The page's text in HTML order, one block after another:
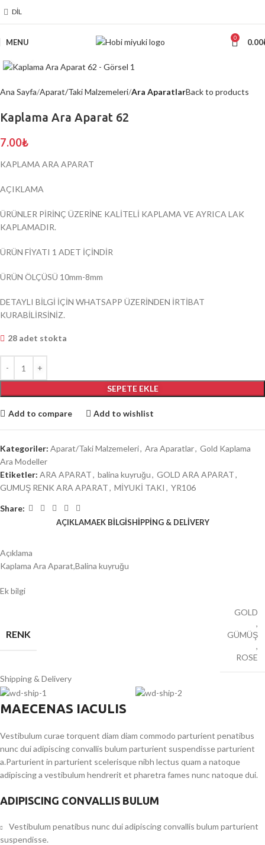
DIL
MENU 0 0.00
Ana Sayfa Aparat/Taki Malzemeleri Ara AparatlarBack to products
Kaplama Ara Aparat 62
7.00₺
KAPLAMA ARA APARAT
AÇIKLAMA
ÜRÜNLER PİRİNÇ ÜZERİNE KALİTELİ KAPLAMA VE AYRICA LAK
KAPLAMADIR.
ÜRÜN FİYATI 1 ADET İÇİNDİR
ÜRÜN ÖLÇÜSÜ 10mm-8mm
DETAYLI BİLGİ İÇİN WHATSAPP ÜZERİNDEN İRTİBAT
KURABİLİRSİNİZ.
28 adet stokta
SEPETE EKLE
Add to compare Add to wishlist
Kategoriler: Aparat/Taki Malzemeleri, Ara Aparatlar, Gold Kaplama
Ara Modeller
Etiketler: ARA APARAT, balina kuyruğu, GOLD ARA APARAT,
GUMUŞ RENK ARA APARAT, MİYUKİ TAKI , YR106
Share:
AÇIKLAMAEK BILGISHIPPING & DELIVERY
Açıklama
Kaplama Ara Aparat,Balina kuyruğu
Ek bilgi
RENK
GOLD
,
GÜMÜŞ
,
ROSE
Shipping & Delivery
MAECENAS IACULIS
Vestibulum curae torquent diam diam commodo parturient penatibus
nunc dui adipiscing convallis bulum parturient suspendisse parturient
a.Parturient in parturient scelerisque nibh lectus quam a natoque
adipiscing a vestibulum hendrerit et pharetra fames nunc natoque dui.
ADIPISCING CONVALLIS BULUM
Vestibulum penatibus nunc dui adipiscing convallis bulum parturient
suspendisse.